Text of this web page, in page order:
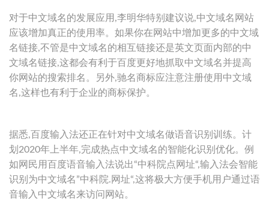
对于中文域名的发展应用,李明华特别建议说,中文域名网站
应该增加真正的使用率。如果你在网站中增加更多的中文域
名链接,不管是中文域名的相互链接还是英文页面内部的中
文域名链接,这都会有利于百度更好地抓取中文域名并提高
你网站的搜索排名。另外,驰名商标应注意注册使用中文域
名,这样也有利于企业的商标保护。
据悉,百度输入法还正在针对中文域名做语音识别训练。计
划2020年上半年,完成热点中文域名的智能化识别优化。例
如网民用百度语音输入法说出“中科院点网址“,输入法会智能
识别为中文域名”中科院.网址“,这将极大方便手机用户通过语
音输入中文域名来访问网站。